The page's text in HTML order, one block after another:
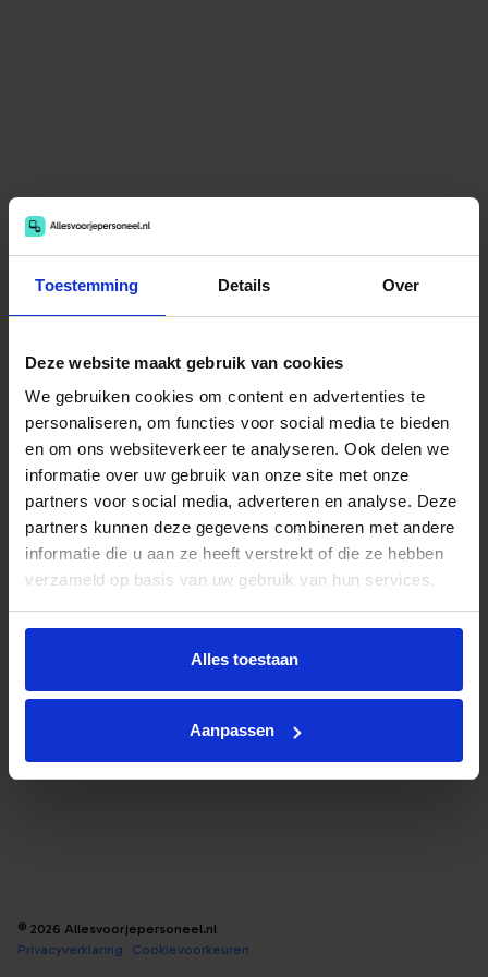
Toestemming Details Over
Deze website maakt gebruik van cookies
We gebruiken cookies om content en advertenties te
personaliseren, om functies voor social media te bieden
en om ons websiteverkeer te analyseren. Ook delen we
informatie over uw gebruik van onze site met onze
partners voor social media, adverteren en analyse. Deze
partners kunnen deze gegevens combineren met andere
informatie die u aan ze heeft verstrekt of die ze hebben
verzameld op basis van uw gebruik van hun services.
Alles toestaan
Aanpassen
Wachtwoord
Wachtwoord vergeten? Jouw bedrijf registreren
Login
© 2026 Allesvoorjepersoneel.nl
Privacyverklaring
Cookievoorkeuren